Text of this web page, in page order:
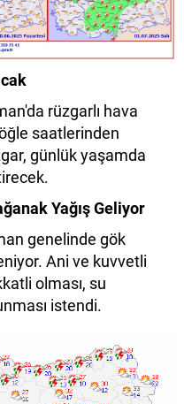
rüzgarlı hava
saatlerinden
günlük yaşamda
Yağış Geliyor
genelinde gök
Ani ve kuvvetli
olması, su
istendi.